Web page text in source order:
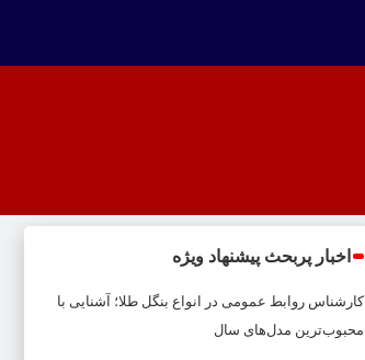
اخبار پربحث پیشنهاد ویژه
کارشناس روابط عمومی در
انواع بنگل طلا؛ آشنایی با
محبوب‌ترین مدل‌های سال